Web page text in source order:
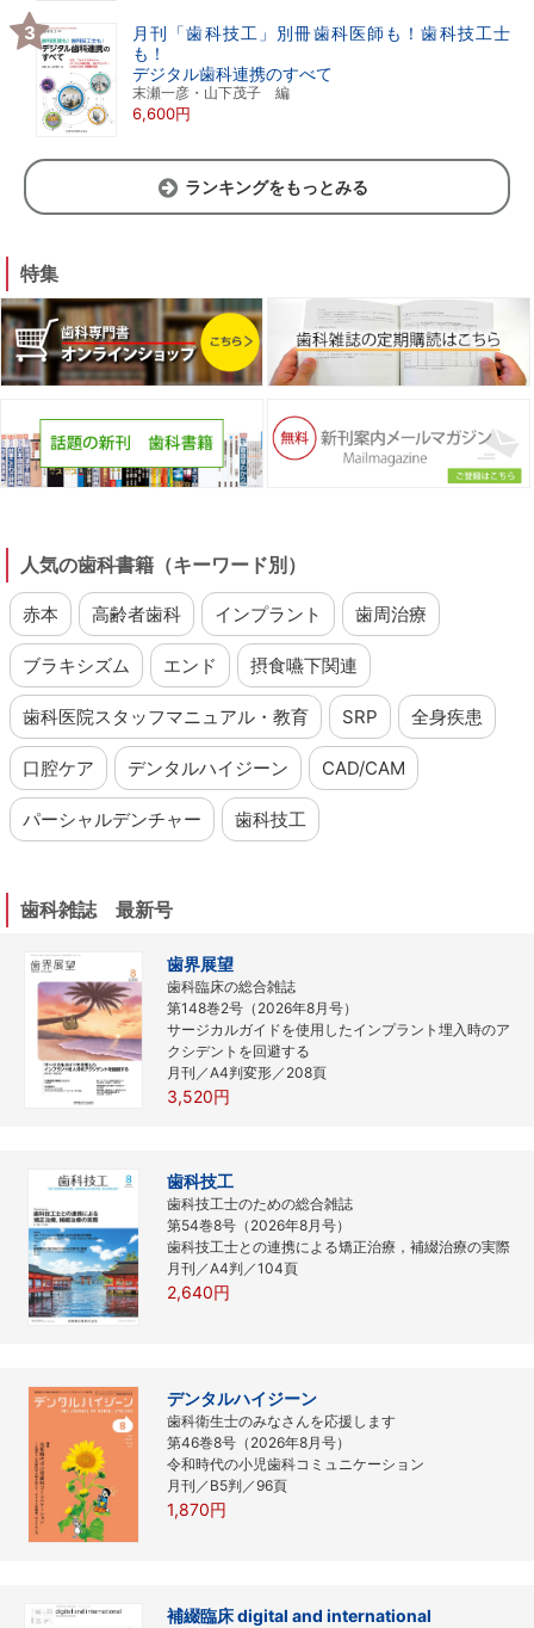
月刊「歯科技工」別冊歯科医師も！歯科技工士
も！
デジタル歯科連携のすべて
末瀬一彦・山下茂子 編
6,600円
ランキングをもっとみる
特集
人気の歯科書籍（キーワード別）
赤本 高齢者歯科 インプラント 歯周治療
ブラキシズム エンド 摂食嚥下関連
歯科医院スタッフマニュアル・教育 SRP 全身疾患
口腔ケア デンタルハイジーン CAD/CAM
パーシャルデンチャー 歯科技工
歯科雑誌 最新号
歯界展望
歯科臨床の総合雑誌
第148巻2号（2026年8月号）
サージカルガイドを使用したインプラント埋入時のア
クシデントを回避する
月刊／A4判変形／208頁
3,520円
歯科技工
歯科技工士のための総合雑誌
第54巻8号（2026年8月号）
歯科技工士との連携による矯正治療，補綴治療の実際
月刊／A4判／104頁
2,640円
デンタルハイジーン
歯科衛生士のみなさんを応援します
第46巻8号（2026年8月号）
令和時代の小児歯科コミュニケーション
月刊／B5判／96頁
1,870円
補綴臨床 digital and international